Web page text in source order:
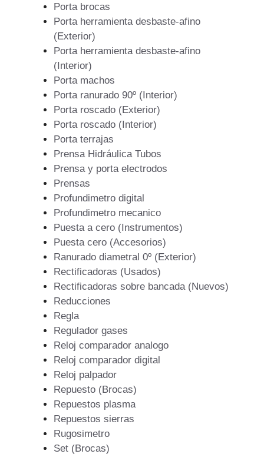
Porta brocas
Porta herramienta desbaste-afino
(Exterior)
Porta herramienta desbaste-afino
(Interior)
Porta machos
Porta ranurado 90º (Interior)
Porta roscado (Exterior)
Porta roscado (Interior)
Porta terrajas
Prensa Hidráulica Tubos
Prensa y porta electrodos
Prensas
Profundimetro digital
Profundimetro mecanico
Puesta a cero (Instrumentos)
Puesta cero (Accesorios)
Ranurado diametral 0º (Exterior)
Rectificadoras (Usados)
Rectificadoras sobre bancada (Nuevos)
Reducciones
Regla
Regulador gases
Reloj comparador analogo
Reloj comparador digital
Reloj palpador
Repuesto (Brocas)
Repuestos plasma
Repuestos sierras
Rugosimetro
Set (Brocas)